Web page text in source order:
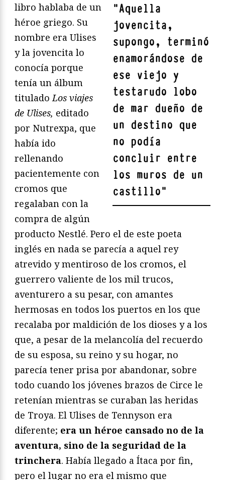
"Aquella
jovencita,
supongo, terminó
enamorándose de
ese viejo y
testarudo lobo
de mar dueño de
un destino que
no podía
concluir entre
los muros de un
castillo"
libro hablaba de un
héroe griego. Su
nombre era Ulises
y la jovencita lo
conocía porque
tenía un álbum
titulado Los viajes
de Ulises, editado
por Nutrexpa, que
había ido
rellenando
pacientemente con
cromos que
regalaban con la
compra de algún
producto Nestlé. Pero el de este poeta
inglés en nada se parecía a aquel rey
atrevido y mentiroso de los cromos, el
guerrero valiente de los mil trucos,
aventurero a su pesar, con amantes
hermosas en todos los puertos en los que
recalaba por maldición de los dioses y a los
que, a pesar de la melancolía del recuerdo
de su esposa, su reino y su hogar, no
parecía tener prisa por abandonar, sobre
todo cuando los jóvenes brazos de Circe le
retenían mientras se curaban las heridas
de Troya. El Ulises de Tennyson era
diferente; era un héroe cansado no de la
aventura, sino de la seguridad de la
trinchera. Había llegado a Ítaca por fin,
pero el lugar no era el mismo que